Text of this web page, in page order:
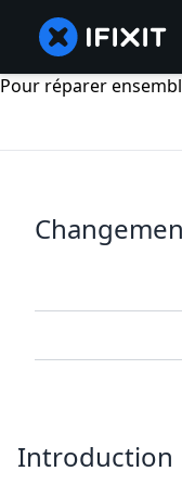
Pour réparer
Introduction